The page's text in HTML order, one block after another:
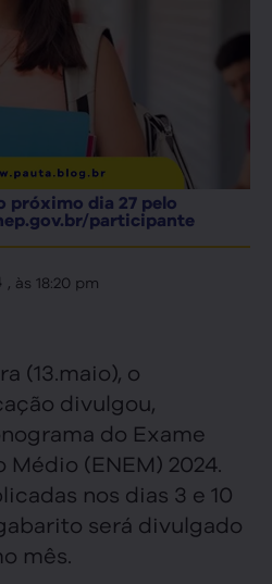
próximo dia 27 pelo
participante
, às 18:20 pm
(13.maio), o
divulgou,
do Exame
(ENEM) 2024.
nos dias 3 e 10
será divulgado
mês.